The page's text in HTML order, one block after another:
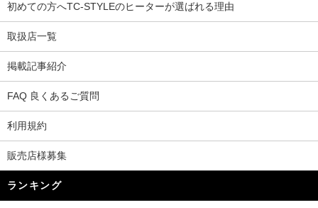
初めての方へTC-STYLEのヒーターが選ばれる理由
取扱店一覧
掲載記事紹介
FAQ 良くあるご質問
利用規約
販売店様募集
ランキング